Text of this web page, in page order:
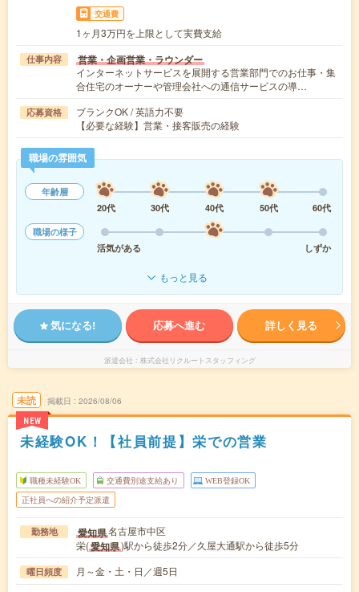
交通費
1ヶ月3万円を上限として実費支給
仕事内容 営業・企画営業・ラウンダー
インターネットサービスを展開する営業部門でのお仕事・集
合住宅のオーナーや管理会社への通信サービスの導…
応募資格
ブランクOK / 英語力不要
【必要な経験】営業・接客販売の経験
職場の雰囲気
年齢層
20代
30代 40代 50代
60代
職場の様子
活気がある
しずか
もっと見る
気になる! 応募へ進む 詳しく見る
派遣会社 株式会社リクルートスタッフィング
未読
NEW
掲載日 2026/08/06
未経験OK！【社員前提】栄での営業
職種未経験OK 交通費別途支給あり WEB登録OK
正社員への紹介予定派遣
勤務地 愛知県名古屋市中区
栄(愛知県)駅から徒歩2分／久屋大通駅から徒歩5分
曜日頻度 月～金・土・日／週5日